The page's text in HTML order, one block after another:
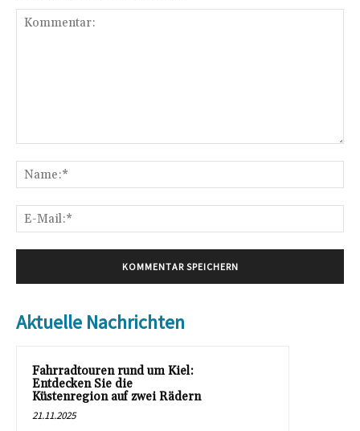
Aktuelle Nachrichten
Fahrradtouren rund um Kiel:
Entdecken Sie die
Küstenregion auf zwei Rädern
21.11.2025